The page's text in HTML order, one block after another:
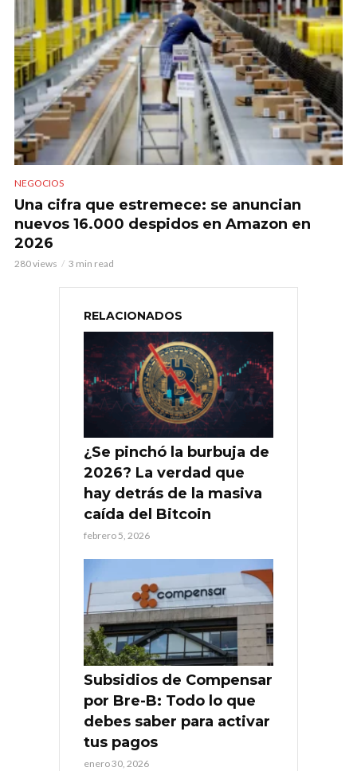
NEGOCIOS
Una cifra que estremece: se anuncian
nuevos 16.000 despidos en Amazon en
2026
280 views 3 min read
RELACIONADOS
¿Se pinchó la burbuja de
2026? La verdad que
hay detrás de la masiva
caída del Bitcoin
febrero 5, 2026
Subsidios de Compensar
por Bre-B: Todo lo que
debes saber para activar
tus pagos
enero 30, 2026